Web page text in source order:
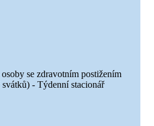
se zdravotním postižením
- Týdenní stacionář